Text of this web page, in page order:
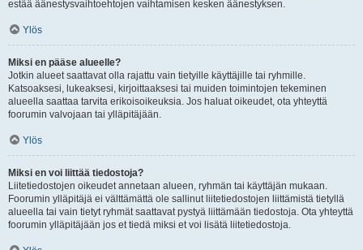
estää äänestysvaihtoehtojen vaihtamisen kesken äänestyksen.
Ylös
Miksi en pääse alueelle?
Jotkin alueet saattavat olla rajattu vain tietyille käyttäjille tai ryhmille.
Katsoaksesi, lukeaksesi, kirjoittaaksesi tai muiden toimintojen tekeminen
alueella saattaa tarvita erikoisoikeuksia. Jos haluat oikeudet, ota yhteyttä
foorumin valvojaan tai ylläpitäjään.
Ylös
Miksi en voi liittää tiedostoja?
Liitetiedostojen oikeudet annetaan alueen, ryhmän tai käyttäjän mukaan.
Foorumin ylläpitäjä ei välttämättä ole sallinut liitetiedostojen liittämistä tietyllä
alueella tai vain tietyt ryhmät saattavat pystyä liittämään tiedostoja. Ota yhteyttä
foorumin ylläpitäjään jos et tiedä miksi et voi lisätä liitetiedostoja.